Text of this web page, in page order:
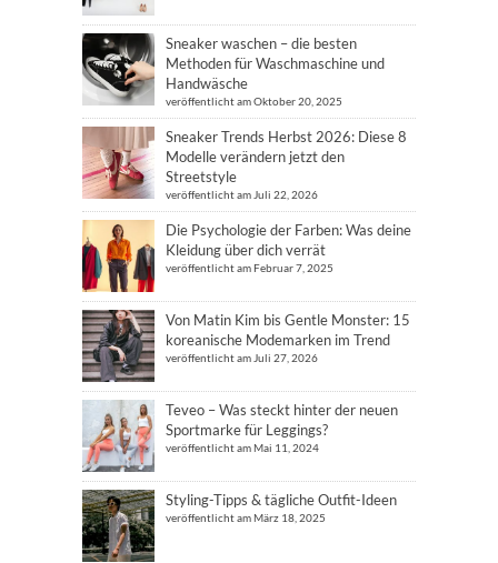
Sneaker waschen – die besten
Methoden für Waschmaschine und
Handwäsche
veröffentlicht am Oktober 20, 2025
Sneaker Trends Herbst 2026: Diese 8
Modelle verändern jetzt den
Streetstyle
veröffentlicht am Juli 22, 2026
Die Psychologie der Farben: Was deine
Kleidung über dich verrät
veröffentlicht am Februar 7, 2025
Von Matin Kim bis Gentle Monster: 15
koreanische Modemarken im Trend
veröffentlicht am Juli 27, 2026
Teveo – Was steckt hinter der neuen
Sportmarke für Leggings?
veröffentlicht am Mai 11, 2024
Styling-Tipps & tägliche Outfit-Ideen
veröffentlicht am März 18, 2025